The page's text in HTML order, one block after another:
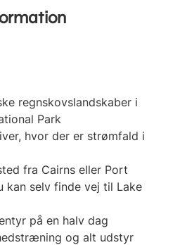
regnskovslandskaber i
Park
hvor der er strømfald i
fra Cairns eller Port
kan selv finde vej til Lake
på en halv dag
og alt udstyr